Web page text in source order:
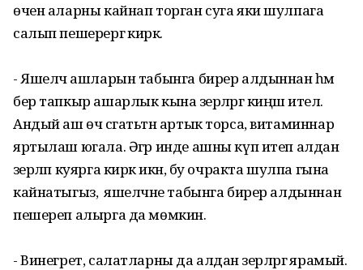
өчен аларны кайнап торган суга яки шулпага
салып пешерергә кирәк.
- Яшелчә ашларын табынга бирер алдыннан һәм
бер тапкыр ашарлык кына әзерләргә киңәш ителә.
Андый аш өч сәгатьтән артык торса, витаминнар
яртылаш югала. Әгәр инде ашны күп итеп алдан
әзерләп куярга кирәк икән, бу очракта шулпа гына
кайнатыгыз, ә яшелчәне табынга бирер алдыннан
пешереп алырга да мөмкин.
- Винегрет, салатларны да алдан әзерләргә ярамый.